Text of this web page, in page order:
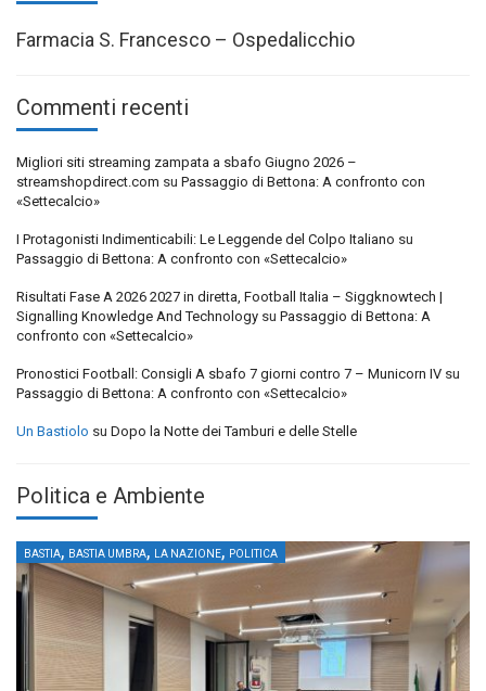
Farmacia S. Francesco – Ospedalicchio
Commenti recenti
Migliori siti streaming zampata a sbafo Giugno 2026 –
streamshopdirect.com su Passaggio di Bettona: A confronto con
«Settecalcio»
I Protagonisti Indimenticabili: Le Leggende del Colpo Italiano su
Passaggio di Bettona: A confronto con «Settecalcio»
Risultati Fase A 2026 2027 in diretta, Football Italia – Siggknowtech |
Signalling Knowledge And Technology su Passaggio di Bettona: A
confronto con «Settecalcio»
Pronostici Football: Consigli A sbafo 7 giorni contro 7 – Municorn IV su
Passaggio di Bettona: A confronto con «Settecalcio»
Un Bastiolo su Dopo la Notte dei Tamburi e delle Stelle
Politica e Ambiente
BASTIA, BASTIA UMBRA, LA NAZIONE, POLITICA